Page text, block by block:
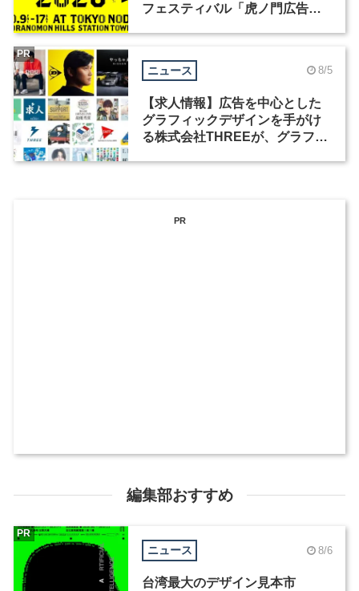
フェスティバル「虎ノ門広告
ニュース 8/5
【求人情報】広告を中心とした
グラフィックデザインを手がけ
る株式会社THREEが、グラフィ
PR
PR
編集部おすすめ
ニュース 8/6
台湾最大のデザイン見本市
PR